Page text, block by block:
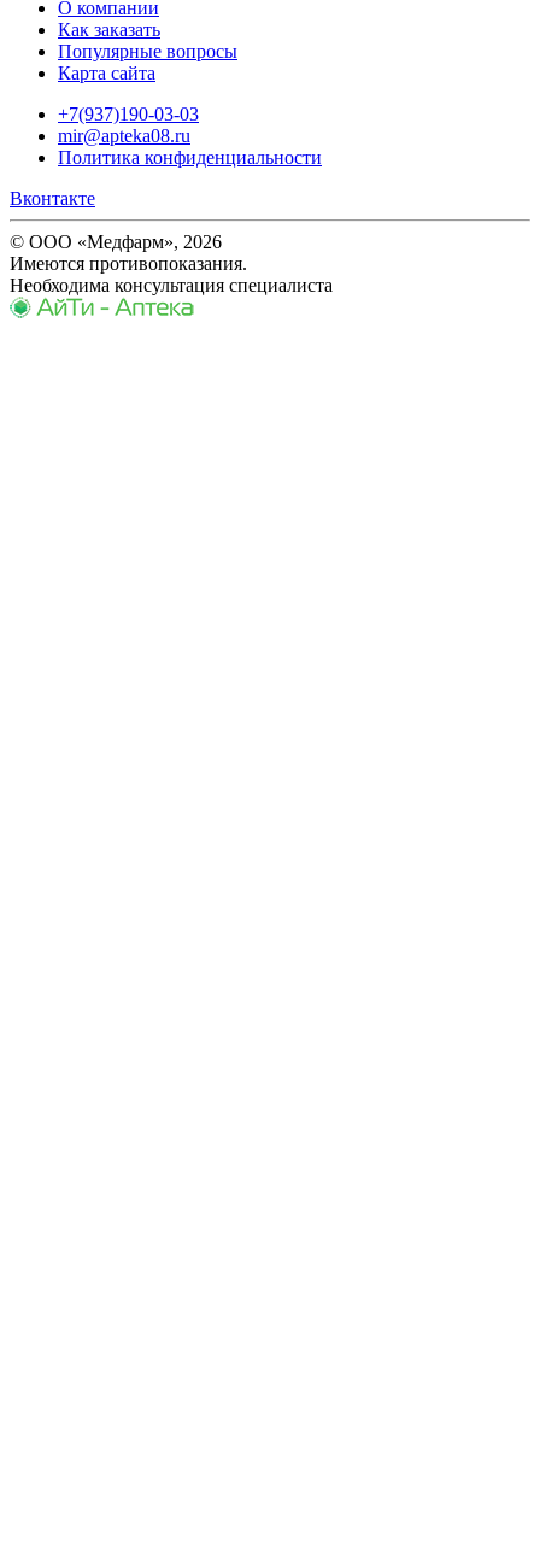
О компании
Как заказать
Популярные вопросы
Карта сайта
+7(937)190-03-03
mir@apteka08.ru
Политика конфиденциальности
Вконтакте
© ООО «Медфарм», 2026
Имеются противопоказания.
Необходима консультация специалиста